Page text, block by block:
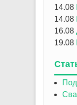
14.08
14.08
16.08
19.08